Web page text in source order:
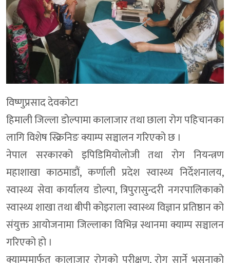
विष्णुप्रसाद देवकोटा
हिमाली जिल्ला डोल्पामा कालाजार तथा छाला रोग पहिचानका
लागि विशेष स्क्रिनिङ क्याम्प सञ्चालन गरिएको छ ।
नेपाल सरकारको इपिडिमियोलोजी तथा रोग नियन्त्रण
महाशाखा काठमाडौं, कर्णाली प्रदेश स्वास्थ्य निर्देशनालय,
स्वास्थ्य सेवा कार्यालय डोल्पा, त्रिपुरासुन्दरी नगरपालिकाको
स्वास्थ्य शाखा तथा बीपी कोइराला स्वास्थ्य विज्ञान प्रतिष्ठान को
संयुक्त आयोजनामा जिल्लाका विभिन्न स्थानमा क्याम्प सञ्चालन
गरिएको हो ।